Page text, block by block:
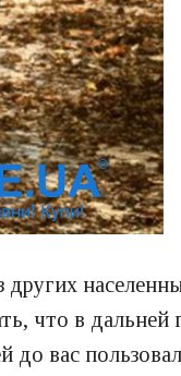
что в дальней
до вас